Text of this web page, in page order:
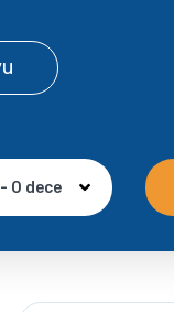
0 dece